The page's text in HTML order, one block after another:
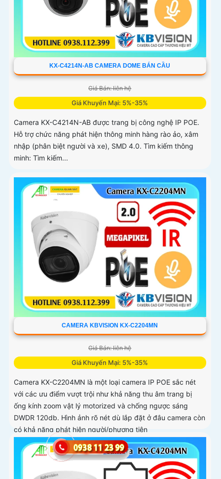
KX-C4214N-AB CAMERA DOME BÁN CẦU
Giá Bán: liên hệ
Giá Khuyến Mại: 5%-35%
Camera KX-C4214N-AB được trang bị công nghệ IP POE.
Hỗ trợ chức năng phát hiện thông minh hàng rào ảo, xâm
nhập (phân biệt người và xe), SMD 4.0. Tìm kiếm thông
minh: Tìm kiếm...
CAMERA KBVISION KX-C2204MN
Giá Bán: liên hệ
Giá Khuyến Mại: 5%-35%
Camera KX-C2204MN là một loại camera IP POE sắc nét
với các ưu điểm vượt trội như khả năng thu âm trang bị
ống kính zoom vật lý motorized và chống ngược sáng
DWDR 120db. Hình ảnh rõ nét dù lắp đặt ở đâu camera còn
có khả năng phát hiện người/phương tiện